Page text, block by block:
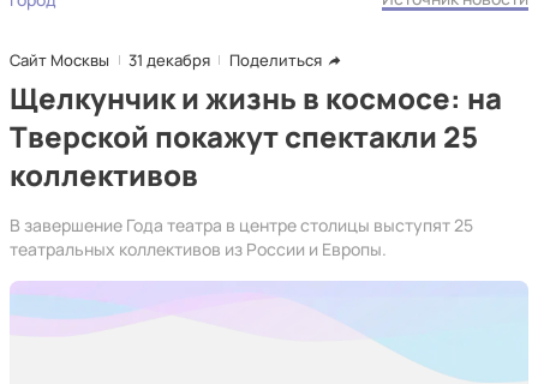
Сайт Москвы 31 декабря Поделиться
Щелкунчик и жизнь в космосе: на
Тверской покажут спектакли 25
коллективов
В завершение Года театра в центре столицы выступят 25
театральных коллективов из России и Европы.